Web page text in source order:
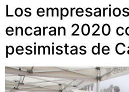
Los
encaran 2020
pesimistas de